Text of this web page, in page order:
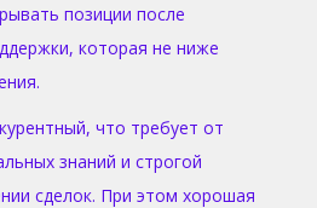
позиции после
которая не ниже
что требует от
знаний и строгой
сделок. При этом хорошая